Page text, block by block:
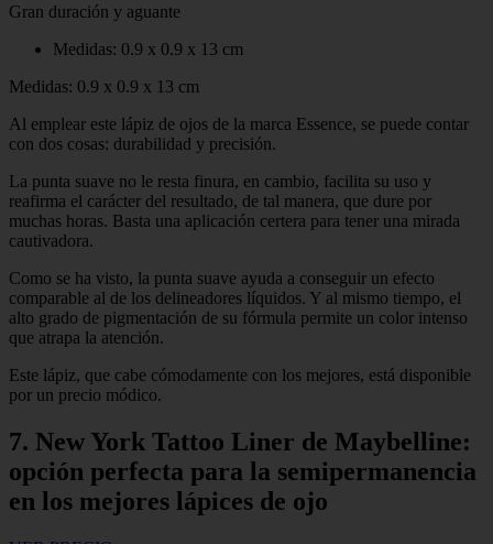
Gran duración y aguante
Medidas: 0.9 x 0.9 x 13 cm
Medidas: 0.9 x 0.9 x 13 cm
Al emplear este lápiz de ojos de la marca Essence, se puede contar
con dos cosas: durabilidad y precisión.
La punta suave no le resta finura, en cambio, facilita su uso y
reafirma el carácter del resultado, de tal manera, que dure por
muchas horas. Basta una aplicación certera para tener una mirada
cautivadora.
Como se ha visto, la punta suave ayuda a conseguir un efecto
comparable al de los delineadores líquidos. Y al mismo tiempo, el
alto grado de pigmentación de su fórmula permite un color intenso
que atrapa la atención.
Este lápiz, que cabe cómodamente con los mejores, está disponible
por un precio módico.
7. New York Tattoo Liner de Maybelline:
opción perfecta para la semipermanencia
en los mejores lápices de ojo